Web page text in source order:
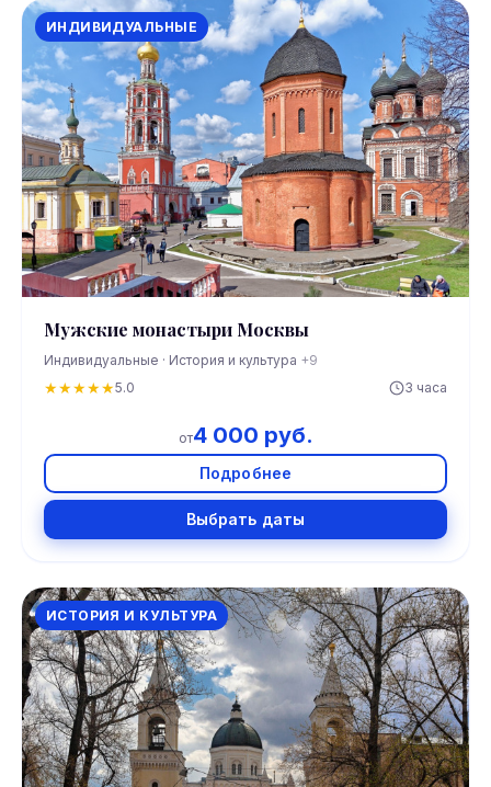
ИНДИВИДУАЛЬНЫЕ
Мужские монастыри Москвы
Индивидуальные · История и культура +9
★★★★★5.0 3 часа
от4 000 руб.
Подробнее
Выбрать даты
ИСТОРИЯ И КУЛЬТУРА